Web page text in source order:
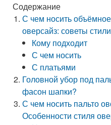
Содержание
С чем носить
оверсайз: советы
Кому подходит
С чем носить
С платьями
Головной убор под
фасон шапки?
С чем носить пальто
Особенности стиля